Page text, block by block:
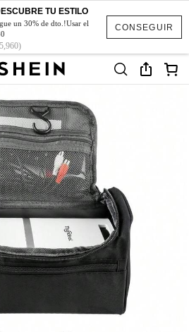
CONSEGUIR
TU ESTILO
un 30% de dto.!Usar el